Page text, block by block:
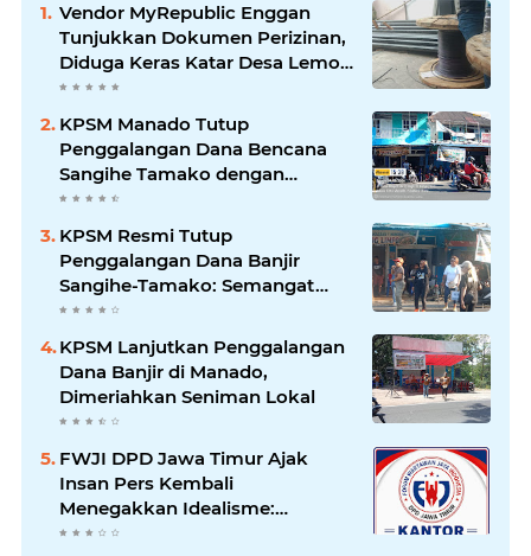
Vendor MyRepublic Enggan
Tunjukkan Dokumen Perizinan,
Diduga Keras Katar Desa Lemo
Disebut Handle Kordinasi
KPSM Manado Tutup
Penggalangan Dana Bencana
Sangihe Tamako dengan
Semangat Tinggi, Dihadiri
Banyak Seniman Ibu Kota
KPSM Resmi Tutup
Penggalangan Dana Banjir
Sangihe-Tamako: Semangat
Kebersamaan & Solidaritas
Tetap Terjaga
KPSM Lanjutkan Penggalangan
Dana Banjir di Manado,
Dimeriahkan Seniman Lokal
FWJI DPD Jawa Timur Ajak
Insan Pers Kembali
Menegakkan Idealisme:
"Menjadi Penulis Bukan